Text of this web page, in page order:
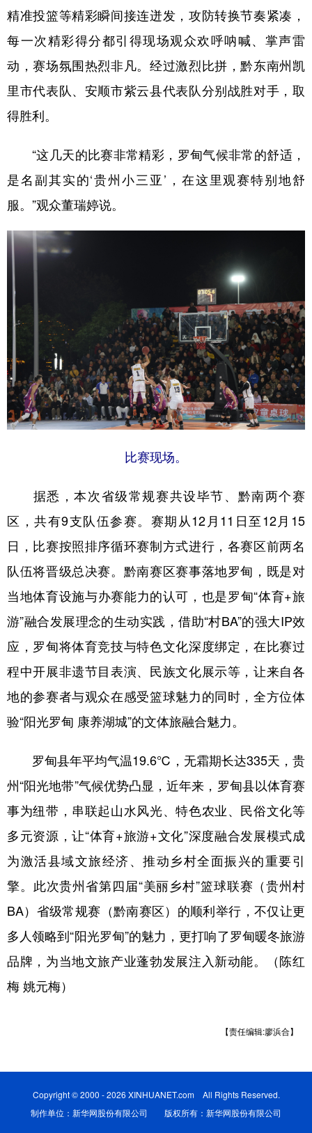
精准投篮等精彩瞬间接连迸发，攻防转换节奏紧凑，
每一次精彩得分都引得现场观众欢呼呐喊、掌声雷
动，赛场氛围热烈非凡。经过激烈比拼，黔东南州凯
里市代表队、安顺市紫云县代表队分别战胜对手，取
得胜利。
“这几天的比赛非常精彩，罗甸气候非常的舒适，
是名副其实的‘贵州小三亚’，在这里观赛特别地舒
服。”观众董瑞婷说。
比赛现场。
据悉，本次省级常规赛共设毕节、黔南两个赛
区，共有9支队伍参赛。赛期从12月11日至12月15
日，比赛按照排序循环赛制方式进行，各赛区前两名
队伍将晋级总决赛。黔南赛区赛事落地罗甸，既是对
当地体育设施与办赛能力的认可，也是罗甸“体育+旅
游”融合发展理念的生动实践，借助“村BA”的强大IP效
应，罗甸将体育竞技与特色文化深度绑定，在比赛过
程中开展非遗节目表演、民族文化展示等，让来自各
地的参赛者与观众在感受篮球魅力的同时，全方位体
验“阳光罗甸 康养湖城”的文体旅融合魅力。
罗甸县年平均气温19.6℃，无霜期长达335天，贵
州“阳光地带”气候优势凸显，近年来，罗甸县以体育赛
事为纽带，串联起山水风光、特色农业、民俗文化等
多元资源，让“体育+旅游+文化”深度融合发展模式成
为激活县域文旅经济、推动乡村全面振兴的重要引
擎。此次贵州省第四届“美丽乡村”篮球联赛（贵州村
BA）省级常规赛（黔南赛区）的顺利举行，不仅让更
多人领略到“阳光罗甸”的魅力，更打响了罗甸暖冬旅游
品牌，为当地文旅产业蓬勃发展注入新动能。（陈红
梅 姚元梅）
【责任编辑:廖浜合】
Copyright © 2000 - 2026 XINHUANET.com All Rights Reserved.
制作单位：新华网股份有限公司 版权所有：新华网股份有限公司